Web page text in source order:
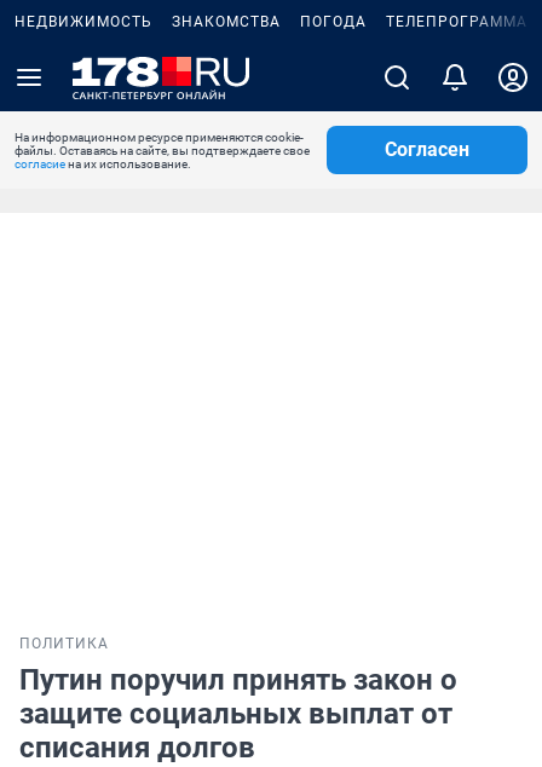
НЕДВИЖИМОСТЬ ЗНАКОМСТВА ПОГОДА ТЕЛЕПРОГРАММА
На информационном ресурсе применяются cookie-
файлы. Оставаясь на сайте, вы подтверждаете свое
согласиена их использование.
Согласен
ПОЛИТИКА
Путин поручил принять закон о
защите социальных выплат от
списания долгов